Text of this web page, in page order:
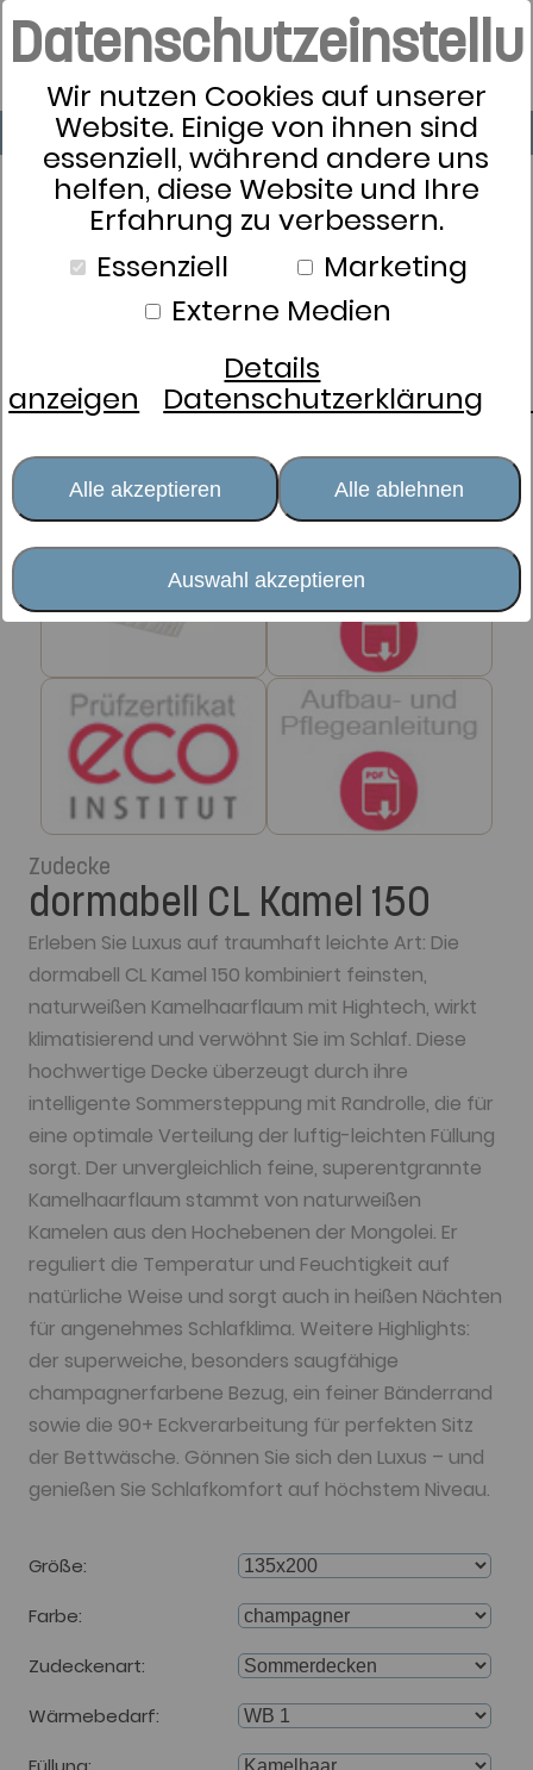
Wir nutzen Cookies auf unserer
Website. Einige von ihnen sind
essenziell, während andere uns
helfen, diese Website und Ihre
Erfahrung zu verbessern.
Essenziell
Marketing
Externe Medien
Details
anzeigen Datenschutzerklärung
Alle akzeptieren Alle ablehnen
Auswahl akzeptieren
Zudecke
dormabell CL Kamel 150
Erleben Sie Luxus auf traumhaft leichte Art: Die
dormabell CL Kamel 150 kombiniert feinsten,
naturweißen Kamelhaarflaum mit Hightech, wirkt
klimatisierend und verwöhnt Sie im Schlaf. Diese
hochwertige Decke überzeugt durch ihre
intelligente Sommersteppung mit Randrolle, die für
eine optimale Verteilung der luftig-leichten Füllung
sorgt. Der unvergleichlich feine, superentgrannte
Kamelhaarflaum stammt von naturweißen
Kamelen aus den Hochebenen der Mongolei. Er
reguliert die Temperatur und Feuchtigkeit auf
natürliche Weise und sorgt auch in heißen Nächten
für angenehmes Schlafklima. Weitere Highlights:
der superweiche, besonders saugfähige
champagnerfarbene Bezug, ein feiner Bänderrand
sowie die 90+ Eckverarbeitung für perfekten Sitz
der Bettwäsche. Gönnen Sie sich den Luxus – und
genießen Sie Schlafkomfort auf höchstem Niveau.
Größe
Farbe
Zudeckenart
Wärmebedarf